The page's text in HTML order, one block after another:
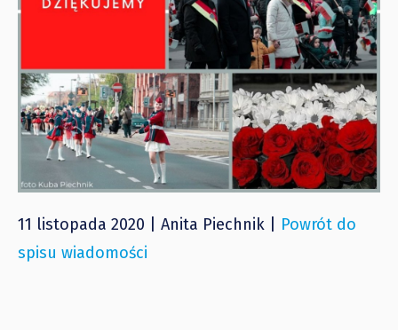
11 listopada 2020 | Anita Piechnik | Powrót do
spisu wiadomości